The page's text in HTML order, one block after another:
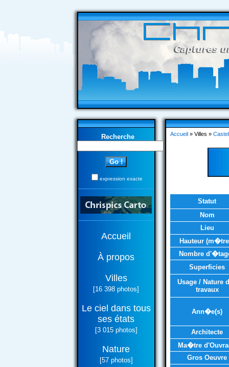
Recherche
expression exacte
Accueil
À propos
Villes
[16 398 photos]
Le ciel dans tous
ses états
[3 015 photos]
Nature
[57 photos]
Accueil» Villes »
Statut
Nom
Lieu
Hauteur
Nombre
Superficies
Usage / Nature
travaux
Ann�e(s)
Architecte
Ma�tre
Gros Oeuvre